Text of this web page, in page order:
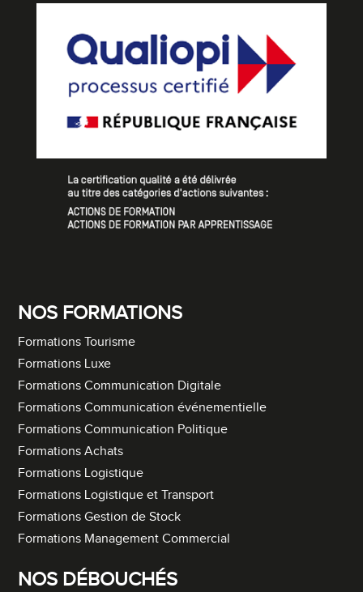
NOS FORMATIONS
Formations Tourisme
Formations Luxe
Formations Communication Digitale
Formations Communication événementielle
Formations Communication Politique
Formations Achats
Formations Logistique
Formations Logistique et Transport
Formations Gestion de Stock
Formations Management Commercial
NOS DÉBOUCHÉS